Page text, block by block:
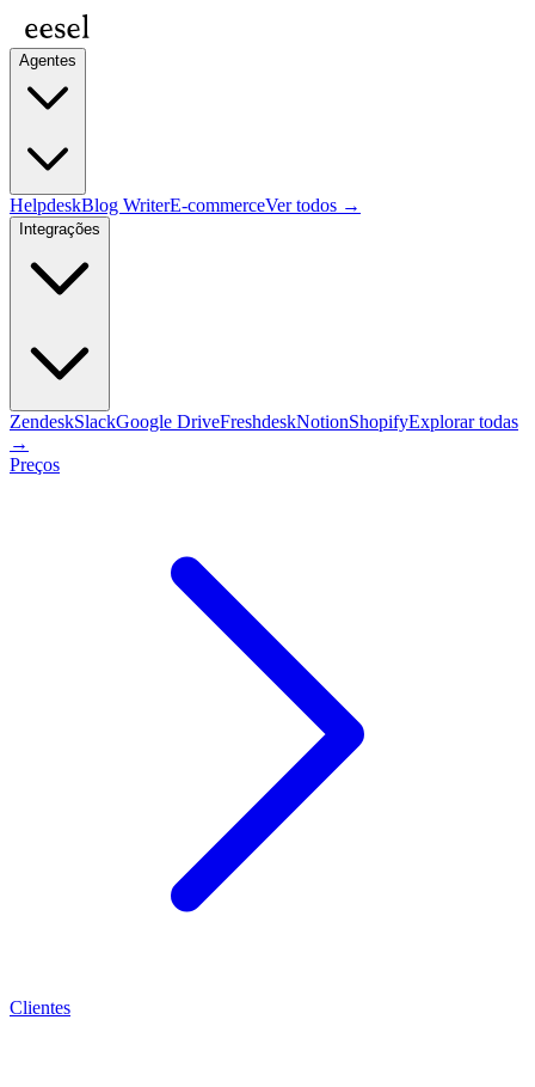
Agentes
HelpdeskBlog WriterE-commerceVer todos →
Integrações
ZendeskSlackGoogle DriveFreshdeskNotionShopifyExplorar todas
→
Preços
Clientes